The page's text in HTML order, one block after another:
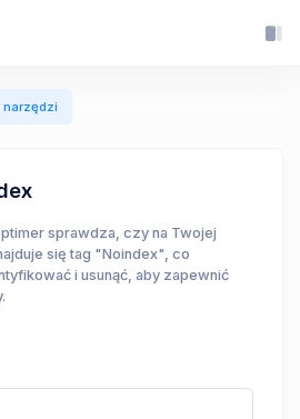
sprawdza, czy na Twojej
się tag "Noindex", co
i usunąć, aby zapewnić